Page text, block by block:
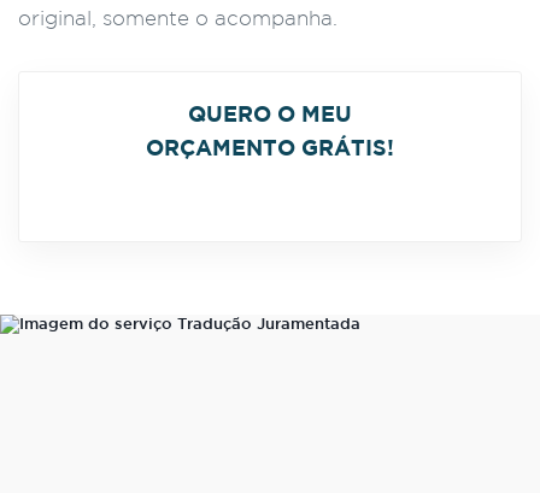
original, somente o acompanha.
QUERO O MEU
ORÇAMENTO GRÁTIS!